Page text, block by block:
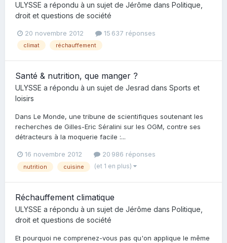
ULYSSE a répondu à un sujet de Jérôme dans Politique,
droit et questions de société
20 novembre 2012 15 637 réponses
climat réchauffement
Santé & nutrition, que manger ?
ULYSSE a répondu à un sujet de Jesrad dans Sports et
loisirs
Dans Le Monde, une tribune de scientifiques soutenant les
recherches de Gilles-Eric Séralini sur les OGM, contre ses
détracteurs à la moquerie facile :...
16 novembre 2012 20 986 réponses
nutrition cuisine (et 1 en plus)
Réchauffement climatique
ULYSSE a répondu à un sujet de Jérôme dans Politique,
droit et questions de société
Et pourquoi ne comprenez-vous pas qu'on applique le même